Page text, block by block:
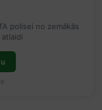
polisei no zemākās